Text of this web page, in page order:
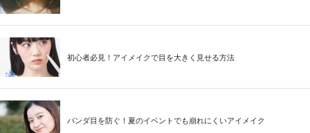
初心者必見！アイメイクで目を大きく見せる方法
パンダ目を防ぐ！夏のイベントでも崩れにくいアイメイク